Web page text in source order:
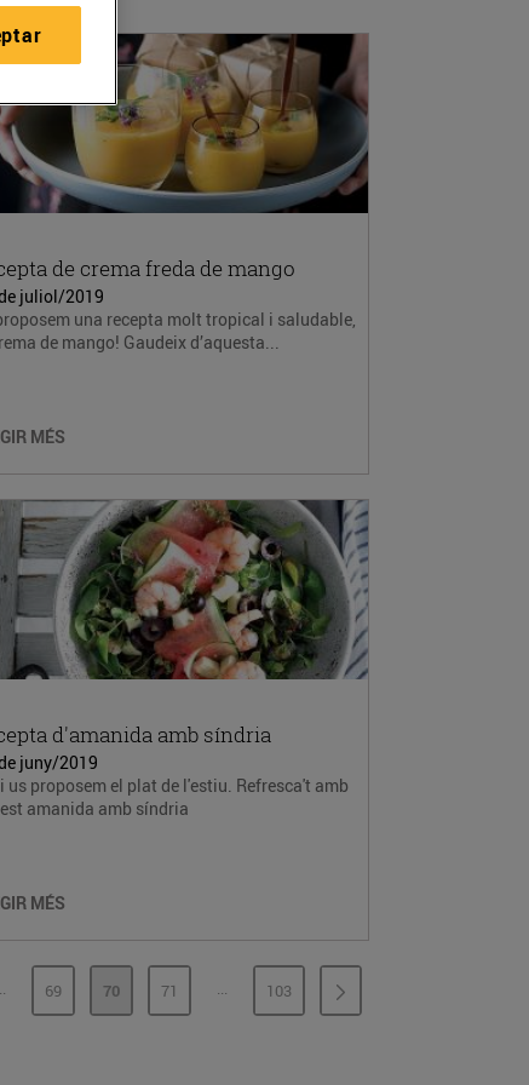
de crema freda de mango
juliol/2019
una recepta molt tropical i saludable,
de mango! Gaudeix d’aquesta...
MÉS
d'amanida amb síndria
juny/2019
us proposem el plat de l'estiu. Refresca't amb
amanida amb síndria
MÉS
PÀGINES INTERMÈDIES
PÀGINA
69 PÀGINA
70 PÀGINA
71 ...PÀGINES INTERMÈDIES
PÀGINA
103